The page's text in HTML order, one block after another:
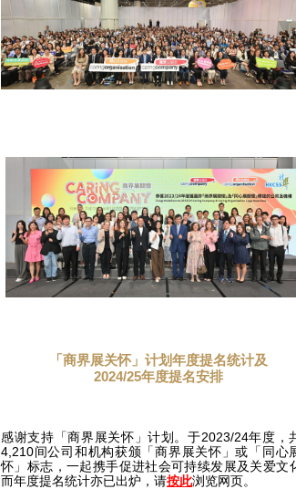
「商界展关怀」计划年度提名统计及
2024/25年度提名安排
感谢支持「商界展关怀」计划。于2023/24年度，
4,210间公司和机构获颁「商界展关怀」或「同心
怀」标志，一起携手促进社会可持续发展及关爱文
而年度提名统计亦已出炉，请按此浏览网页。